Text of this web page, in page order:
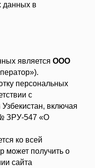
данных в
является ООО
персональных
с
включая
№ ЗРУ-547 «О
ко всей
может получить о
сайта